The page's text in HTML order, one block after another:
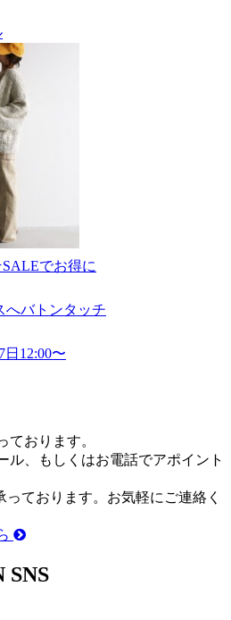
でお得に
へバトンタッチ
日12:00〜
ております。
ル、もしくはお電話でアポイント
おります。お気軽にご連絡く
SNS